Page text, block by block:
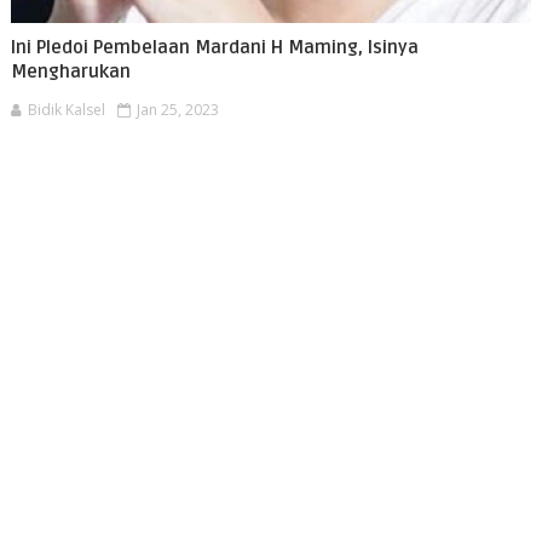
Ini Pledoi Pembelaan Mardani H Maming, Isinya
Mengharukan
Bidik Kalsel Jan 25, 2023